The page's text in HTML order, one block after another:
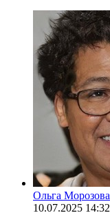
Ольга Морозова
10.07.2025 14:32